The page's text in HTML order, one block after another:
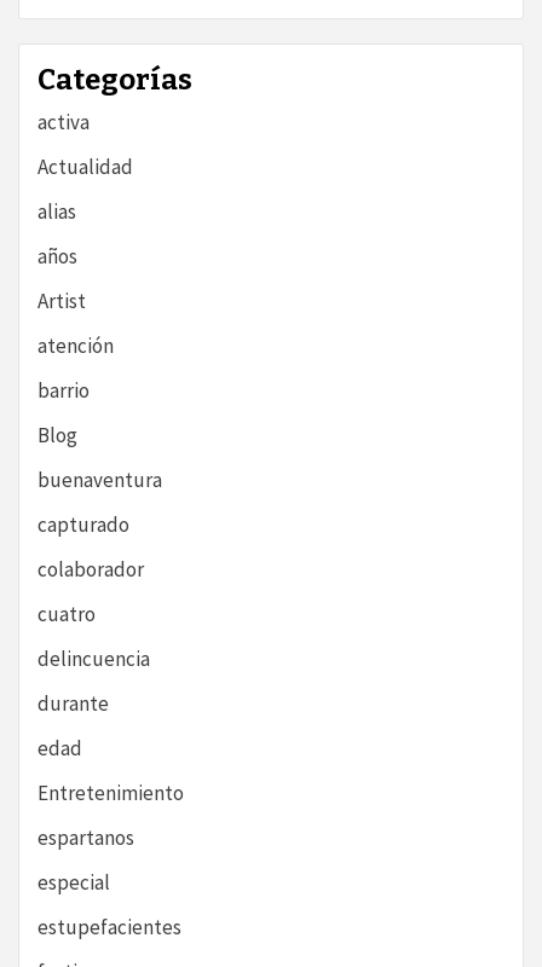
Categorías
activa
Actualidad
alias
años
Artist
atención
barrio
Blog
buenaventura
capturado
colaborador
cuatro
delincuencia
durante
edad
Entretenimiento
espartanos
especial
estupefacientes